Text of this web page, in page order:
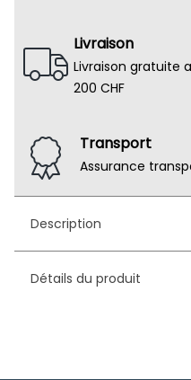
Livraison
Livraison gratuite
200 CHF
Transport
Assurance
Description
Détails du produit